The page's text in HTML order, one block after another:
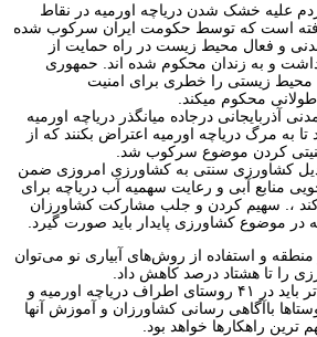
علیه خشک شدن دریاچه اورمیه در نقاط
است که توسط حکومت ایران سرکوب شده
و فعال محیط زیست در راه حمایت از
و به زندان محکوم شده اند. حمهوری
محیط زیستی را خطری برای امنیت
محکوم میکند.
۲۰۱۷ فعالان مدنی آذربایجانی درجاده میانگذر دریاچه اورمیه
تا به مرگ دریاچه اورمیه اعتراض بکنند که از
کردن موضوع سرکوب شد.
کشاورزی سنتی به کشاورزی امروزی ضمن
منابع آبی و رعایت سهمیه آب دریاچه برای
کند ،. سهیم کردن و جلب مشارکت کشاورزان
موضوع کشاورزی پایدار باید صورت گیرد.
منطقه و استفاده از روش‌های آبیاری نو می‌توان
را تا هشتاد درصد کاهش داد.
کشاورزی پایدار هر چه زودتر باید در ۴۱ روستای اطراف دریاچه اورمیه و
باآگاهی رسانی کشاورزان و آموزش آنها
راهکارها خواهد بود.